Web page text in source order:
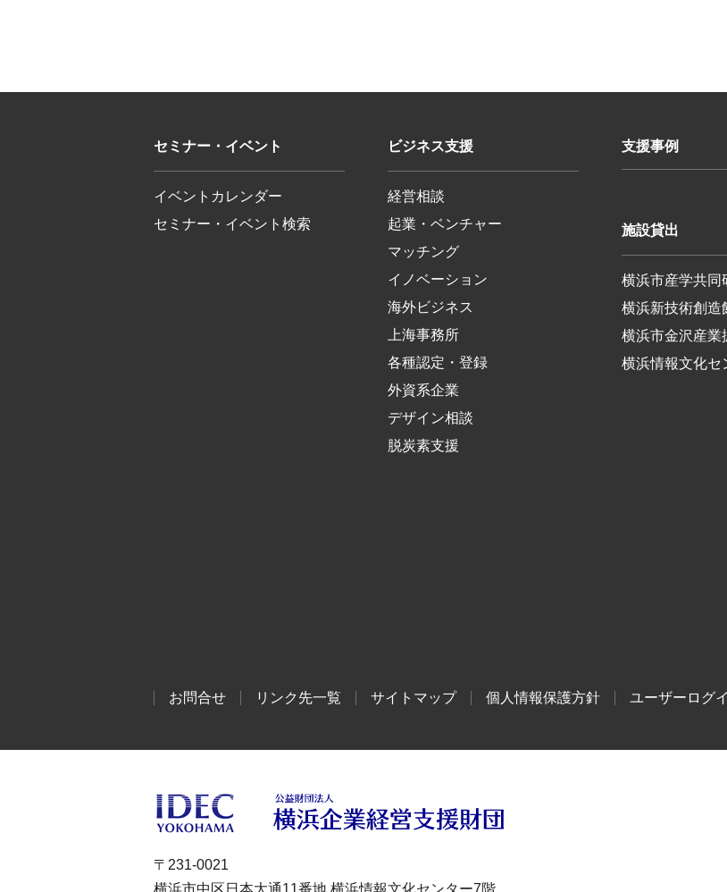
セミナー・イベント
イベントカレンダー
セミナー・イベント検索
ビジネス支援
経営相談
起業・ベンチャー
マッチング
イノベーション
海外ビジネス
上海事務所
各種認定・登録
外資系企業
デザイン相談
脱炭素支援
支援事例
施設貸出
横浜市産学共同
横浜新技術創造
横浜市金沢産業
横浜情報文化セ
お問合せ リンク先一覧 サイトマップ 個人情報保護方針 ユーザーログ
〒231-0021
横浜市中区日本大通11番地 横浜情報文化センター7階